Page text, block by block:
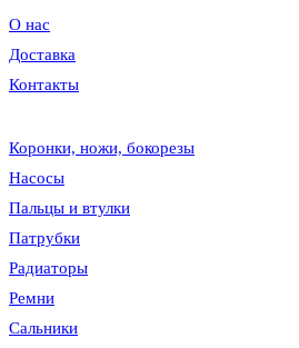
О нас
Доставка
Контакты
Коронки, ножи, бокорезы
Насосы
Пальцы и втулки
Патрубки
Радиаторы
Ремни
Сальники